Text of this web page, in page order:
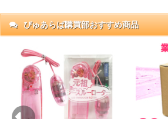
ぴゅあらば購買部おすすめ商品
Previous